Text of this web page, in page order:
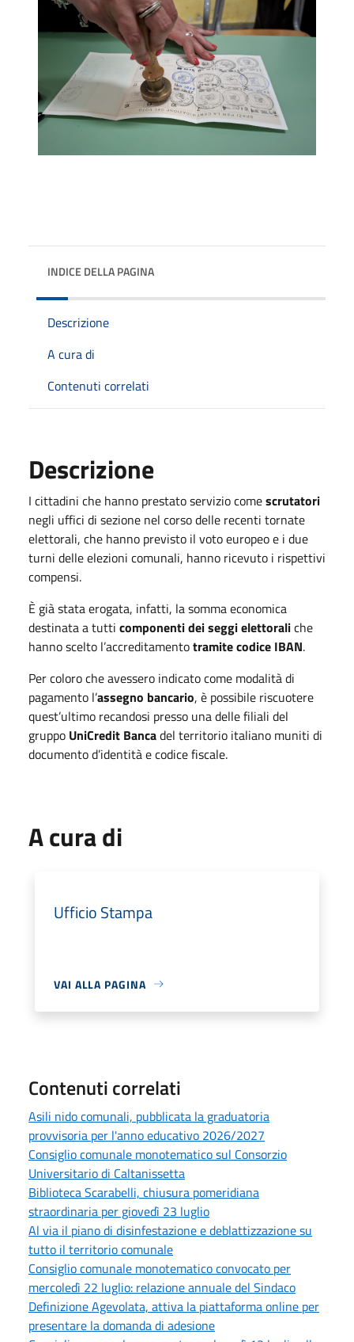
INDICE DELLA PAGINA
Descrizione
A cura di
Contenuti correlati
Descrizione
I cittadini che hanno prestato servizio comescrutatori
negli uffici di sezione nel corso delle recenti tornate
elettorali, che hanno previsto il voto europeo e i due
turni delle elezioni comunali, hanno ricevuto i rispettivi
compensi.
È già stata erogata, infatti, la somma economica
destinata a tutti componenti dei seggi elettoraliche
hanno scelto l’accreditamentotramite codice IBAN.
Per coloro che avessero indicato come modalità di
pagamento l’assegno bancario, è possibile riscuotere
quest’ultimo recandosi presso una delle filiali del
gruppo UniCredit Bancadel territorio italiano muniti di
documento d’identità e codice fiscale.
A cura di
Ufficio Stampa
VAI ALLA PAGINA
Contenuti correlati
Asili nido comunali, pubblicata la graduatoria
provvisoria per l'anno educativo 2026/2027
Consiglio comunale monotematico sul Consorzio
Universitario di Caltanissetta
Biblioteca Scarabelli, chiusura pomeridiana
straordinaria per giovedì 23 luglio
Al via il piano di disinfestazione e deblattizzazione su
tutto il territorio comunale
Consiglio comunale monotematico convocato per
mercoledì 22 luglio: relazione annuale del Sindaco
Definizione Agevolata, attiva la piattaforma online per
presentare la domanda di adesione